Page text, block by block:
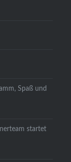
Spaß und
startet